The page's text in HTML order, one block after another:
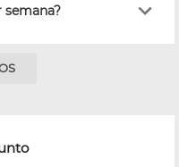
semana?